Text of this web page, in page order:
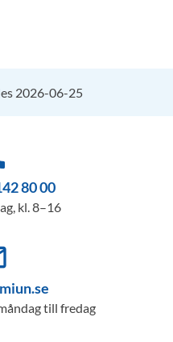
2026-06-25
80 00
kl. 8–16
till fredag